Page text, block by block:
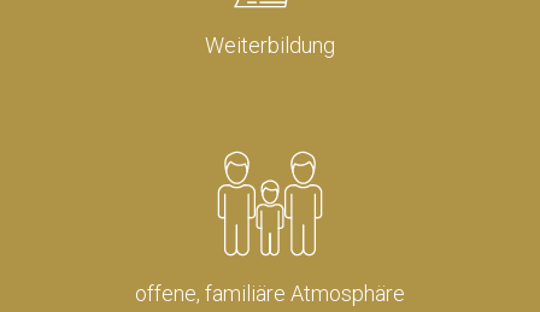
Weiterbildung
offene, familiäre Atmosphäre